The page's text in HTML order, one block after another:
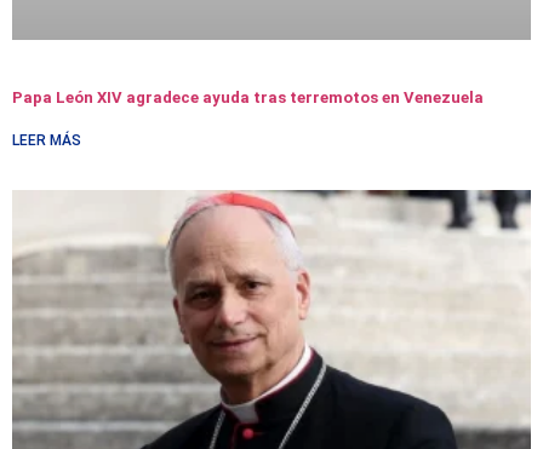
Papa León XIV agradece ayuda tras terremotos en Venezuela
LEER MÁS